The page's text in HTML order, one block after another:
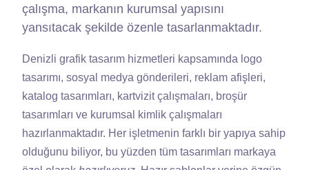
çalışma, markanın kurumsal yapısını
yansıtacak şekilde özenle tasarlanmaktadır.
Denizli grafik tasarım hizmetleri kapsamında logo
tasarımı, sosyal medya gönderileri, reklam afişleri,
katalog tasarımları, kartvizit çalışmaları, broşür
tasarımları ve kurumsal kimlik çalışmaları
hazırlanmaktadır. Her işletmenin farklı bir yapıya sahip
olduğunu biliyor, bu yüzden tüm tasarımları markaya